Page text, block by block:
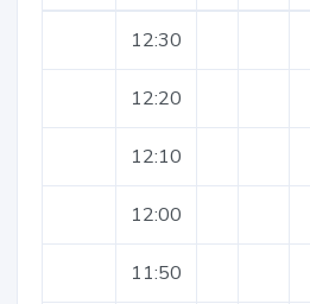
12:30
12:20
12:10
12:00
11:50